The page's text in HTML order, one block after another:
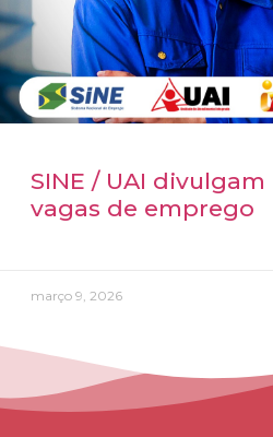
SINE / UAI divulgam
vagas de emprego
março 9, 2026